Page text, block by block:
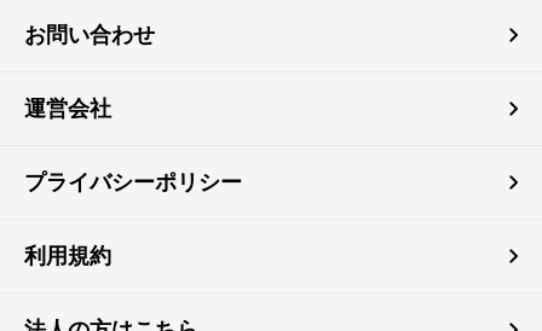
お問い合わせ
運営会社
プライバシーポリシー
利用規約